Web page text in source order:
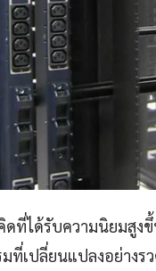
ที่ได้รับความนิยมสูง
ที่เปลี่ยนแปลงอย่างร